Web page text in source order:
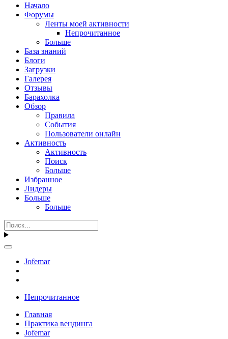
Начало
Форумы
Ленты моей активности
Непрочитанное
Больше
База знаний
Блоги
Загрузки
Галерея
Отзывы
Барахолка
Обзор
Правила
События
Пользователи онлайн
Активность
Активность
Поиск
Больше
Избранное
Лидеры
Больше
Больше
Jofemar
Непрочитанное
Главная
Практика вендинга
Jofemar